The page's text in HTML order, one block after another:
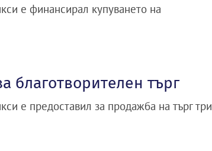
е финансирал купуването на
благотворителен търг
е предоставил за продажба на търг три